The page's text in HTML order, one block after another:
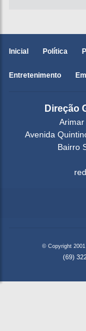
Inicial Política
Entretenimento
Direção
Arimar
Avenida
Bairro
© Copyright
(69)